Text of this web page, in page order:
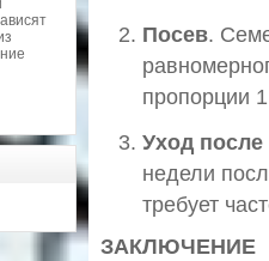
Посев.
пропорции
Уход после
недели
требует
ЗАКЛЮЧЕНИЕ